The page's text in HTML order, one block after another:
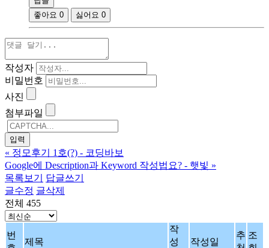
좋아요 0 싫어요 0
작성자
비밀번호
사진
첨부파일
« 정모후기 1호(?) - 코딩바보
Google에 Description과 Keyword 작성법요? - 햇빛 »
목록보기
답글쓰기
글수정 글삭제
전체 455
번
제목
작
성
작성일
추 조